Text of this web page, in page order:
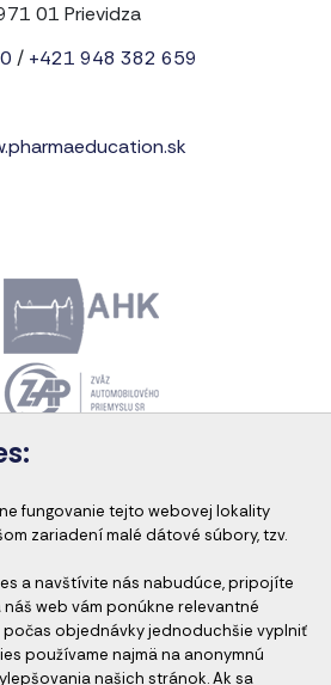
01 Prievidza
/ +421 948 382 659
fungovanie tejto webovej lokality
zariadení malé dátové súbory, tzv.
a navštívite nás nabudúce, pripojíte
náš web vám ponúkne relevantné
počas objednávky jednoduchšie vyplniť
používame najmä na anonymnú
našich stránok. Ak sa